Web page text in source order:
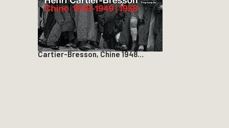
Cartier-Bresson, Chine 1948…